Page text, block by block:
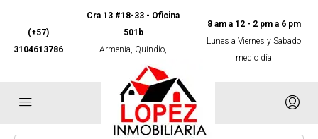
(+57)
3104613786
Cra 13 #18-33 - Oficina
501b
Armenia, Quindío,
Colombia
8 am a 12 - 2 pm a 6 pm
Lunes a Viernes y Sabado
medio día